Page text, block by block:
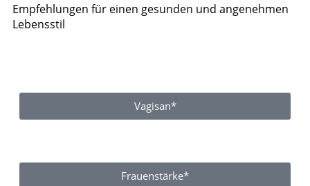
Empfehlungen für einen gesunden und angenehmen
Lebensstil
Vagisan*
Frauenstärke*